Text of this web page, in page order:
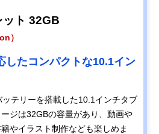
ト 32GB
）
したコンパクトな10.1イン
テリーを搭載した10.1インチタブ
ジは32GBの容量があり、動画や
やイラスト制作なども楽しめま